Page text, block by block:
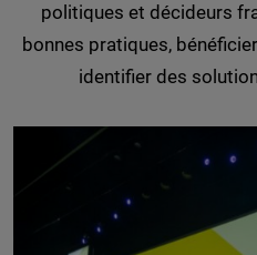
politiques et décideurs
bonnes pratiques,
identifier des